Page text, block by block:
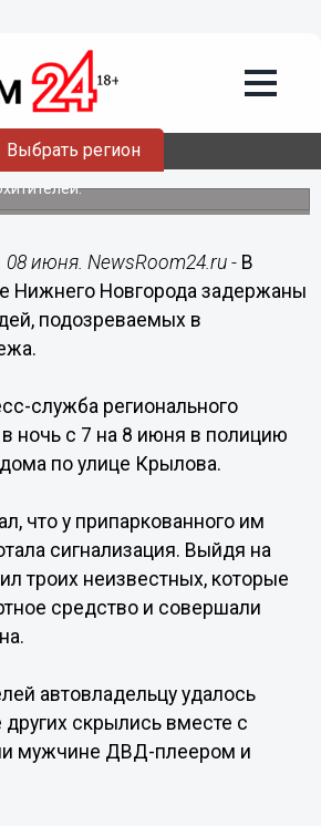
Выбрать регион
плеер похитили
июня. NewsRoom24.ru - В
Нижнего Новгорода задержаны
подозреваемых в
служба регионального
ночь с 7 на 8 июня в полицию
по улице Крылова.
что у припаркованного им
сигнализация. Выйдя на
троих неизвестных, которые
средство и совершали
автовладельцу удалось
скрылись вместе с
мужчине ДВД-плеером и